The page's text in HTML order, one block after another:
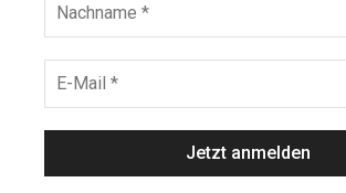
m
c
h
a
M
a
l